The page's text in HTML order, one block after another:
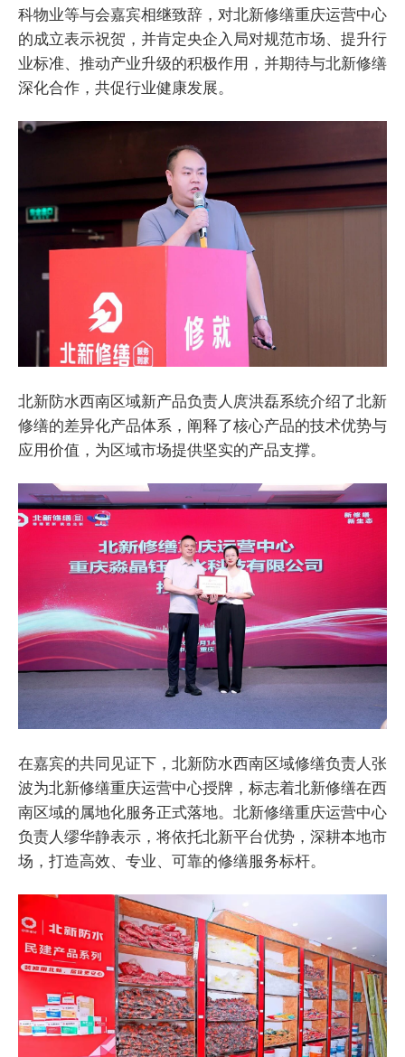
科物业等与会嘉宾相继致辞，对北新修缮重庆运营中心
的成立表示祝贺，并肯定央企入局对规范市场、提升行
业标准、推动产业升级的积极作用，并期待与北新修缮
深化合作，共促行业健康发展。
北新防水西南区域新产品负责人庹洪磊系统介绍了北新
修缮的差异化产品体系，阐释了核心产品的技术优势与
应用价值，为区域市场提供坚实的产品支撑。
在嘉宾的共同见证下，北新防水西南区域修缮负责人张
波为北新修缮重庆运营中心授牌，标志着北新修缮在西
南区域的属地化服务正式落地。北新修缮重庆运营中心
负责人缪华静表示，将依托北新平台优势，深耕本地市
场，打造高效、专业、可靠的修缮服务标杆。